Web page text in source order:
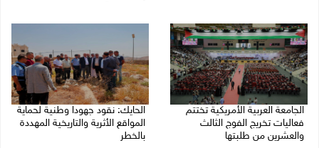
الجامعة العربية الأمريكية تختتم
فعاليات تخريج الفوج الثالث
والعشرين من طلبتها
الحايك: نقود جهودا وطنية لحماية
المواقع الأثرية والتاريخية المهددة
بالخطر